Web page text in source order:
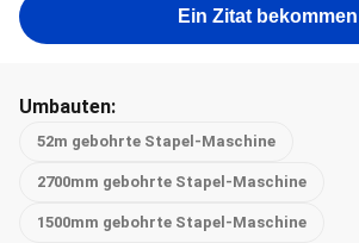
Ein Zitat bekommen
Umbauten:
52m gebohrte Stapel-Maschine
2700mm gebohrte Stapel-Maschine
1500mm gebohrte Stapel-Maschine